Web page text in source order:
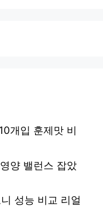
개입 훈제맛 비
양 밸런스 잡았
성능 비교 리얼